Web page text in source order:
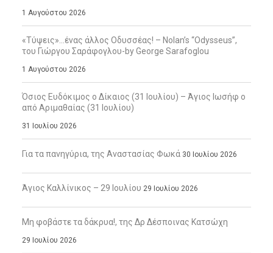
1 Αυγούστου 2026
«Τύψεις»…ένας άλλος Οδυσσέας! – Nolan’s “Odysseus”,
του Γιώργου Σαράφογλου-by George Sarafoglou
1 Αυγούστου 2026
Όσιος Ευδόκιμος ο Δίκαιος (31 Ιουλίου) – Άγιος Ιωσήφ ο
από Αριμαθαίας (31 Ιουλίου)
31 Ιουλίου 2026
Για τα πανηγύρια, της Αναστασίας Φωκά 30 Ιουλίου 2026
Άγιος Καλλίνικος – 29 Ιουλίου 29 Ιουλίου 2026
Μη φοβάστε τα δάκρυα!, της Δρ Δέσποινας Κατσώχη
29 Ιουλίου 2026